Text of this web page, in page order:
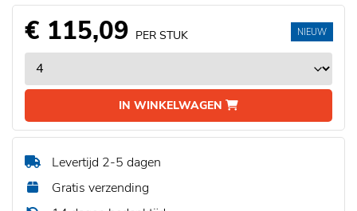
€ 115,09 PER STUK
IN WINKELWAGEN
NIEUW
Levertijd 2-5 dagen
Gratis verzending